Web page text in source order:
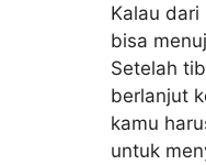
Kalau dari
bisa
Setelah
berlanjut
kamu
untuk